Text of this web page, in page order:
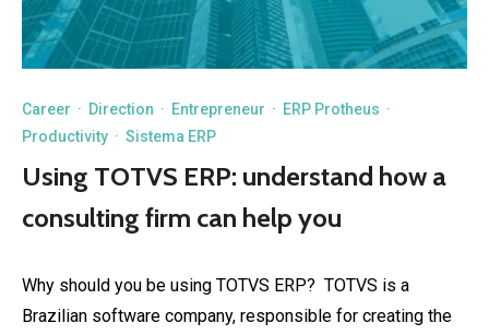
Career · Direction · Entrepreneur · ERP Protheus ·
Productivity · Sistema ERP
Using TOTVS ERP: understand how a
consulting firm can help you
Why should you be using TOTVS ERP? TOTVS is a
Brazilian software company, responsible for creating the